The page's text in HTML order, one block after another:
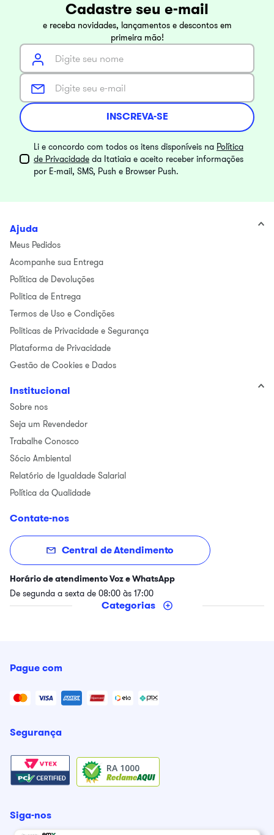
Cadastre seu e-mail
e receba novidades, lançamentos e descontos em
primeira mão!
INSCREVA-SE
Li e concordo com todos os itens disponíveis na Política
de Privacidade da Itatiaia e aceito receber informações
por E-mail, SMS, Push e Browser Push.
Ajuda
Meus Pedidos
Acompanhe sua Entrega
Política de Devoluções
Politica de Entrega
Termos de Uso e Condições
Politicas de Privacidade e Segurança
Plataforma de Privacidade
Gestão de Cookies e Dados
Institucional
Sobre nos
Seja um Revendedor
Trabalhe Conosco
Sócio Ambiental
Relatório de Igualdade Salarial
Política da Qualidade
Contate-nos
Central de Atendimento
Horário de atendimento Voz e WhatsApp
De segunda a sexta de 08:00 às 17:00
Categorias
Pague com
Segurança
RA 1000
Siga-nos